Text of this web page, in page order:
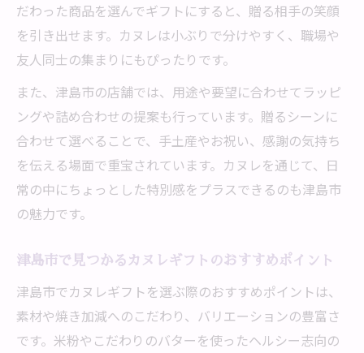
だわった商品を選んでギフトにすると、贈る相手の笑顔
を引き出せます。カヌレは小ぶりで分けやすく、職場や
友人同士の集まりにもぴったりです。
また、津島市の店舗では、用途や要望に合わせてラッピ
ングや詰め合わせの提案も行っています。贈るシーンに
合わせて選べることで、手土産やお祝い、感謝の気持ち
を伝える場面で重宝されています。カヌレを通じて、日
常の中にちょっとした特別感をプラスできるのも津島市
の魅力です。
津島市で見つかるカヌレギフトのおすすめポイント
津島市でカヌレギフトを選ぶ際のおすすめポイントは、
素材や焼き加減へのこだわり、バリエーションの豊富さ
です。米粉やこだわりのバターを使ったヘルシー志向の